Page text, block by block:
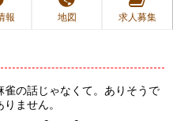
報 地図 求人募集
雀の話じゃなくて。ありそうで
ません。